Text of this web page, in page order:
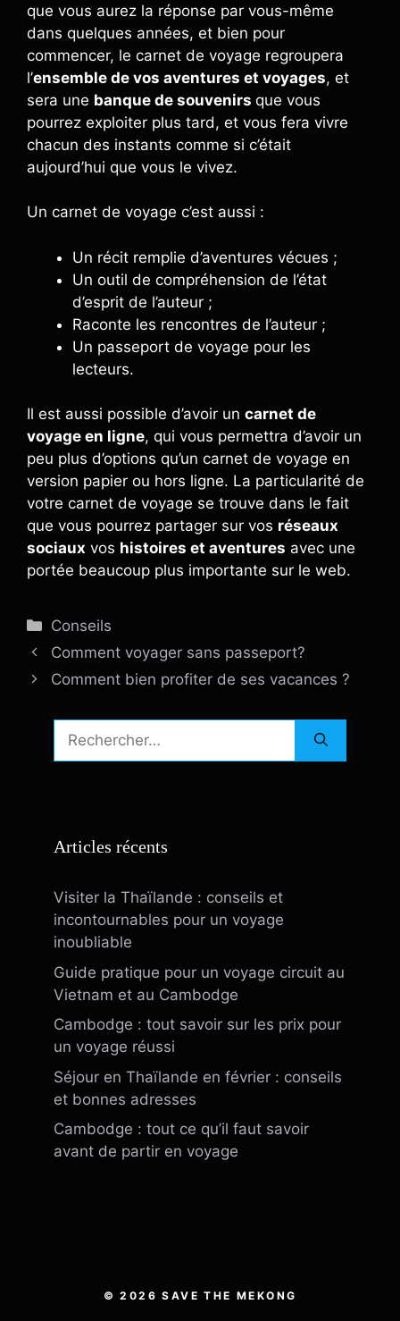
que vous aurez la réponse par vous-même
dans quelques années, et bien pour
commencer, le carnet de voyage regroupera
l’ensemble de vos aventures et voyages, et
sera une banque de souvenirs que vous
pourrez exploiter plus tard, et vous fera vivre
chacun des instants comme si c’était
aujourd’hui que vous le vivez.
Un carnet de voyage c’est aussi :
Un récit remplie d’aventures vécues ;
Un outil de compréhension de l’état
d’esprit de l’auteur ;
Raconte les rencontres de l’auteur ;
Un passeport de voyage pour les
lecteurs.
Il est aussi possible d’avoir un carnet de
voyage en ligne, qui vous permettra d’avoir un
peu plus d’options qu’un carnet de voyage en
version papier ou hors ligne. La particularité de
votre carnet de voyage se trouve dans le fait
que vous pourrez partager sur vos réseaux
sociaux vos histoires et aventures avec une
portée beaucoup plus importante sur le web.
Catégories
Conseils
Comment voyager sans passeport?
Comment bien profiter de ses vacances ?
Rechercher :
Articles récents
Visiter la Thaïlande : conseils et
incontournables pour un voyage
inoubliable
Guide pratique pour un voyage circuit au
Vietnam et au Cambodge
Cambodge : tout savoir sur les prix pour
un voyage réussi
Séjour en Thaïlande en février : conseils
et bonnes adresses
Cambodge : tout ce qu’il faut savoir
avant de partir en voyage
© 2026 SAVE THE MEKONG